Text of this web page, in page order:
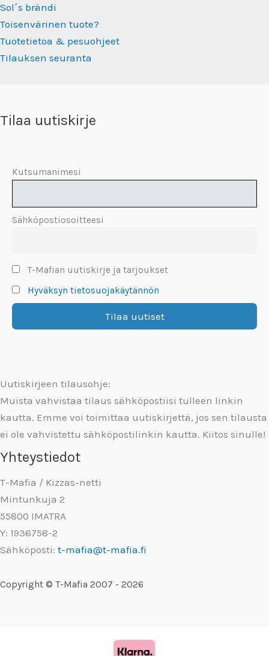
Sol´s brändi
Toisenvärinen tuote?
Tuotetietoa & pesuohjeet
Tilauksen seuranta
Tilaa uutiskirje
Kutsumanimesi
Sähköpostiosoitteesi
T-Mafian uutiskirje ja tarjoukset
Hyväksyn tietosuojakäytännön
Uutiskirjeen tilausohje:
Muista vahvistaa tilaus sähköpostiisi tulleen linkin
kautta. Emme voi toimittaa uutiskirjettä, jos sen tilausta
ei ole vahvistettu sähköpostilinkin kautta. Kiitos sinulle!
Yhteystiedot
T-Mafia / Kizzas-netti
Mintunkuja 2
55800 IMATRA
Y: 1936758-2
Sähköposti: t-mafia@t-mafia.fi
Copyright © T-Mafia 2007 - 2026